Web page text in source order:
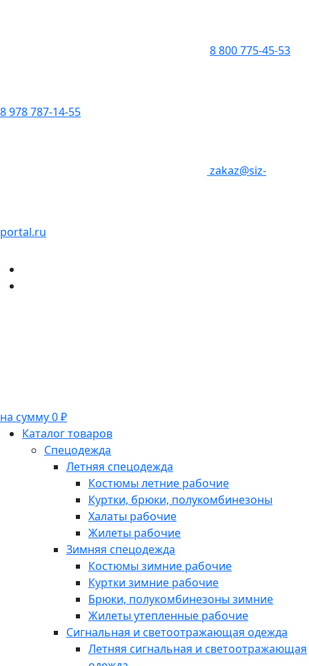
8 800 775-45-53
8 978 787-14-55
zakaz@siz-
portal.ru
на сумму 0 ₽
Каталог товаров
Спецодежда
Летняя спецодежда
Костюмы летние рабочие
Куртки, брюки, полукомбинезоны
Халаты рабочие
Жилеты рабочие
Зимняя спецодежда
Костюмы зимние рабочие
Куртки зимние рабочие
Брюки, полукомбинезоны зимние
Жилеты утепленные рабочие
Сигнальная и светоотражающая одежда
Летняя сигнальная и светоотражающая